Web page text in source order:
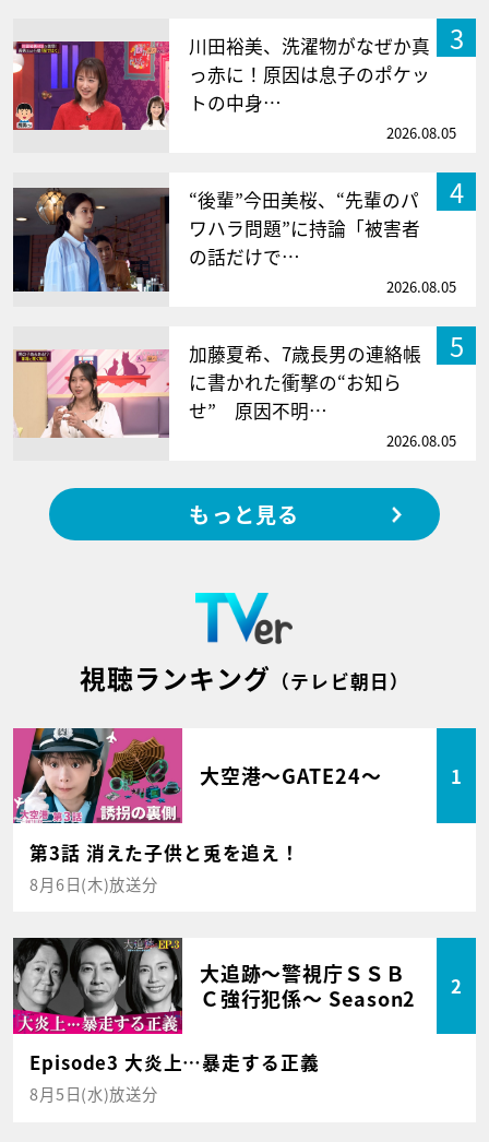
3
川田裕美、洗濯物がなぜか真
っ赤に！原因は息子のポケッ
トの中身…
2026.08.05
4
“後輩”今田美桜、“先輩のパ
ワハラ問題”に持論「被害者
の話だけで…
2026.08.05
5
加藤夏希、7歳長男の連絡帳
に書かれた衝撃の“お知ら
せ” 原因不明…
2026.08.05
もっと見る
視聴ランキング （テレビ朝日）
大空港～GATE24～ 1
第3話 消えた子供と兎を追え！
8月6日(木)放送分
大追跡～警視庁ＳＳＢ
Ｃ強行犯係～ Season2
2
Episode3 大炎上…暴走する正義
8月5日(水)放送分